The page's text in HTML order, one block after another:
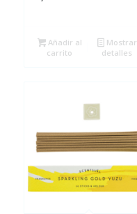
Añadir al
carrito
Mostrar
detalles